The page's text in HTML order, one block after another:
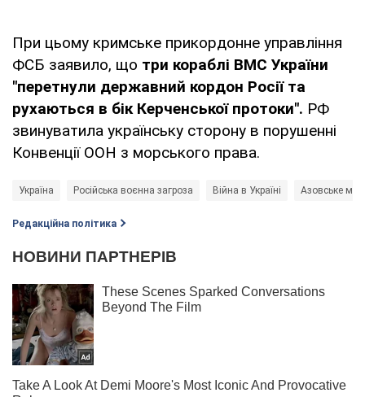
При цьому кримське прикордонне управління
ФСБ заявило, що три кораблі ВМС України
"перетнули державний кордон Росії та
рухаються в бік Керченської протоки". РФ
звинуватила українську сторону в порушенні
Конвенції ООН з морського права.
Україна Російська воєнна загроза Війна в Україні Азовське
Редакційна політика